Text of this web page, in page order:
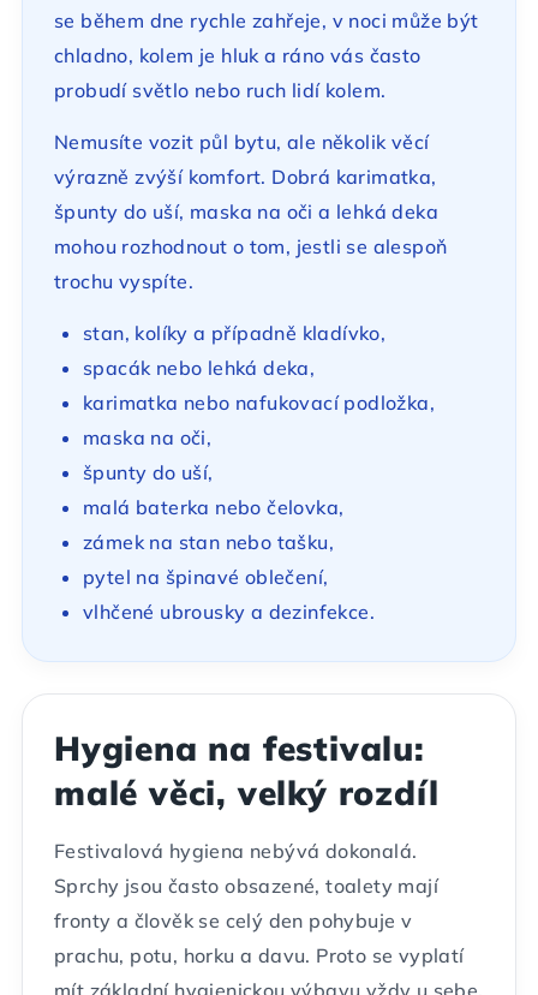
se během dne rychle zahřeje, v noci může být
chladno, kolem je hluk a ráno vás často
probudí světlo nebo ruch lidí kolem.
Nemusíte vozit půl bytu, ale několik věcí
výrazně zvýší komfort. Dobrá karimatka,
špunty do uší, maska na oči a lehká deka
mohou rozhodnout o tom, jestli se alespoň
trochu vyspíte.
stan, kolíky a případně kladívko,
spacák nebo lehká deka,
karimatka nebo nafukovací podložka,
maska na oči,
špunty do uší,
malá baterka nebo čelovka,
zámek na stan nebo tašku,
pytel na špinavé oblečení,
vlhčené ubrousky a dezinfekce.
Hygiena na festivalu:
malé věci, velký rozdíl
Festivalová hygiena nebývá dokonalá.
Sprchy jsou často obsazené, toalety mají
fronty a člověk se celý den pohybuje v
prachu, potu, horku a davu. Proto se vyplatí
mít základní hygienickou výbavu vždy u sebe.